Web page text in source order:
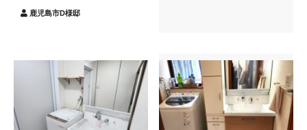
鹿児島市D様邸